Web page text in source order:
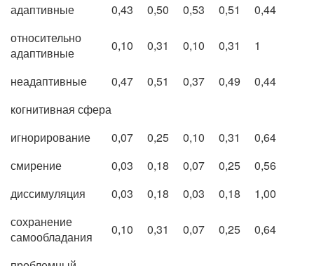
адаптивные
0,43 0,50 0,53 0,51
0,44
относительно
адаптивные
0,10 0,31 0,10 0,31 1
неадаптивные 0,47 0,51 0,37 0,49
0,44
когнитивная сфера
игнорирование
0,07 0,25 0,10 0,31
0,64
смирение
0,03 0,18 0,07 0,25
0,56
диссимуляция
0,03 0,18 0,03 0,18
1,00
сохранение
самообладания
0,10 0,31 0,07 0,25 0,64